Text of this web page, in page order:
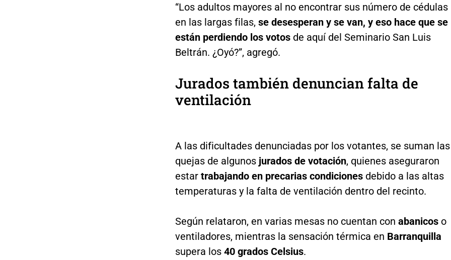
“Los adultos mayores al no encontrar sus número de cédulas
en las largas filas, se desesperan y se van, y eso hace que se
están perdiendo los votosde aquí del Seminario San Luis
Beltrán. ¿Oyó?”, agregó.
Jurados también denuncian falta de
ventilación
A las dificultades denunciadas por los votantes, se suman las
quejas de algunos jurados de votación, quienes aseguraron
estartrabajando en precarias condicionesdebido a las altas
temperaturas y la falta de ventilación dentro del recinto.
Según relataron, en varias mesas no cuentan con abanicoso
ventiladores, mientras la sensación térmica en Barranquilla
supera los 40 grados Celsius.